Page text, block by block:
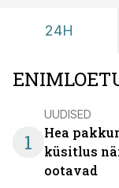
24H
1
UUDISED
Hea
küsitlus
ootavad